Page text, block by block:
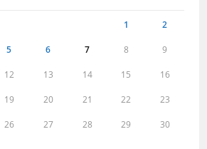
1 2
5 6 7 8 9
12 13 14 15 16
19 20 21 22 23
26 27 28 29 30